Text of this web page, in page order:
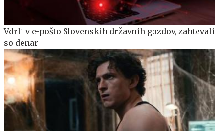
Vdrli v e-pošto Slovenskih državnih gozdov, zahtevali
so denar